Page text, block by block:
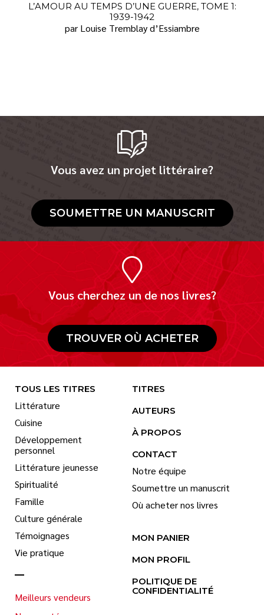
L’AMOUR AU TEMPS D’UNE GUERRE, TOME 1:
1939-1942
par Louise Tremblay d’Essiambre
Vous avez un projet littéraire?
SOUMETTRE UN MANUSCRIT
Vous cherchez un de nos livres?
TROUVER OÙ ACHETER
TOUS LES TITRES
Littérature
Cuisine
Développement
personnel
Littérature jeunesse
Spiritualité
Famille
Culture générale
Témoignages
Vie pratique
Meilleurs vendeurs
TITRES
AUTEURS
À PROPOS
CONTACT
Notre équipe
Soumettre un manuscrit
Où acheter nos livres
MON PANIER
MON PROFIL
POLITIQUE DE
CONFIDENTIALITÉ